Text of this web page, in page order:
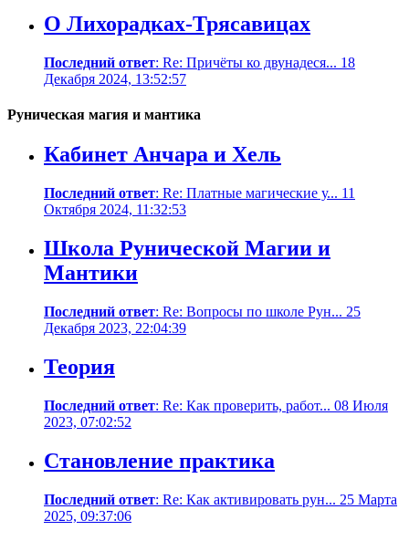
О Лихорадках-Трясавицах
Последний ответ: Re: Причёты ко двунадеся... 18
Декабря 2024, 13:52:57
Руническая магия и мантика
Кабинет Анчара и Хель
Последний ответ: Re: Платные магические у... 11
Октября 2024, 11:32:53
Школа Рунической Магии и
Мантики
Последний ответ: Re: Вопросы по школе Рун... 25
Декабря 2023, 22:04:39
Теория
Последний ответ: Re: Как проверить, работ... 08 Июля
2023, 07:02:52
Становление практика
Последний ответ: Re: Как активировать рун... 25 Марта
2025, 09:37:06